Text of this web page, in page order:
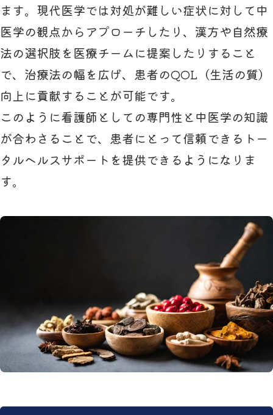
ます。現代医学では対処が難しい症状に対して中
医学の観点からアプローチしたり、漢方や自然療
法の選択肢を医療チームに提案したりすること
で、治療法の幅を広げ、患者のQOL（生活の質）
向上に貢献することが可能です。
このように看護師としての専門性と中医学の知識
が合わさることで、患者にとって信頼できるトー
タルヘルスサポートを提供できるようになりま
す。